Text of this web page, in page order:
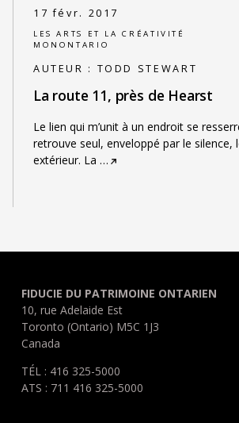
17 févr. 2017
LES ARTS ET LA CRÉATIVITÉ
MONONTARIO
AUTEUR : TODD STEWART
La route 11, près de Hearst
Le lien qui m’unit à un endroit se
retrouve seul, enveloppé par le silence,
extérieur. La …
FIDUCIE DU PATRIMOINE ONTARIEN
10, rue Adelaide Est
Toronto (Ontario) M5C 1J3
Canada
TÉL : 416 325-5000
ATS : 711 416 325-5000